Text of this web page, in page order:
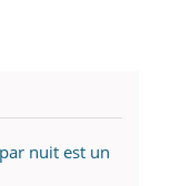
nuit est un